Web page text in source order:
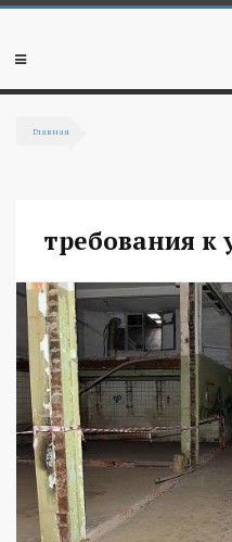
Перейти к основному содержанию
Мобильное
Главная
требования